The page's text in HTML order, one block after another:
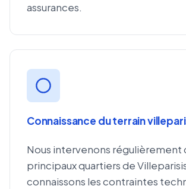
assurances.
Connaissance du terrain
Nous intervenons régulièrement
principaux quartiers de
connaissons les contraintes